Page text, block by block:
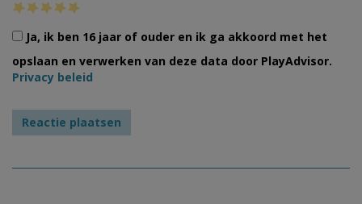
Ja, ik ben 16 jaar of ouder en ik ga akkoord met het
opslaan en verwerken van deze data door PlayAdvisor.
Privacy beleid